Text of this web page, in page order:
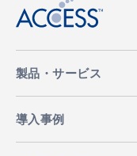
製品・サービス
導入事例